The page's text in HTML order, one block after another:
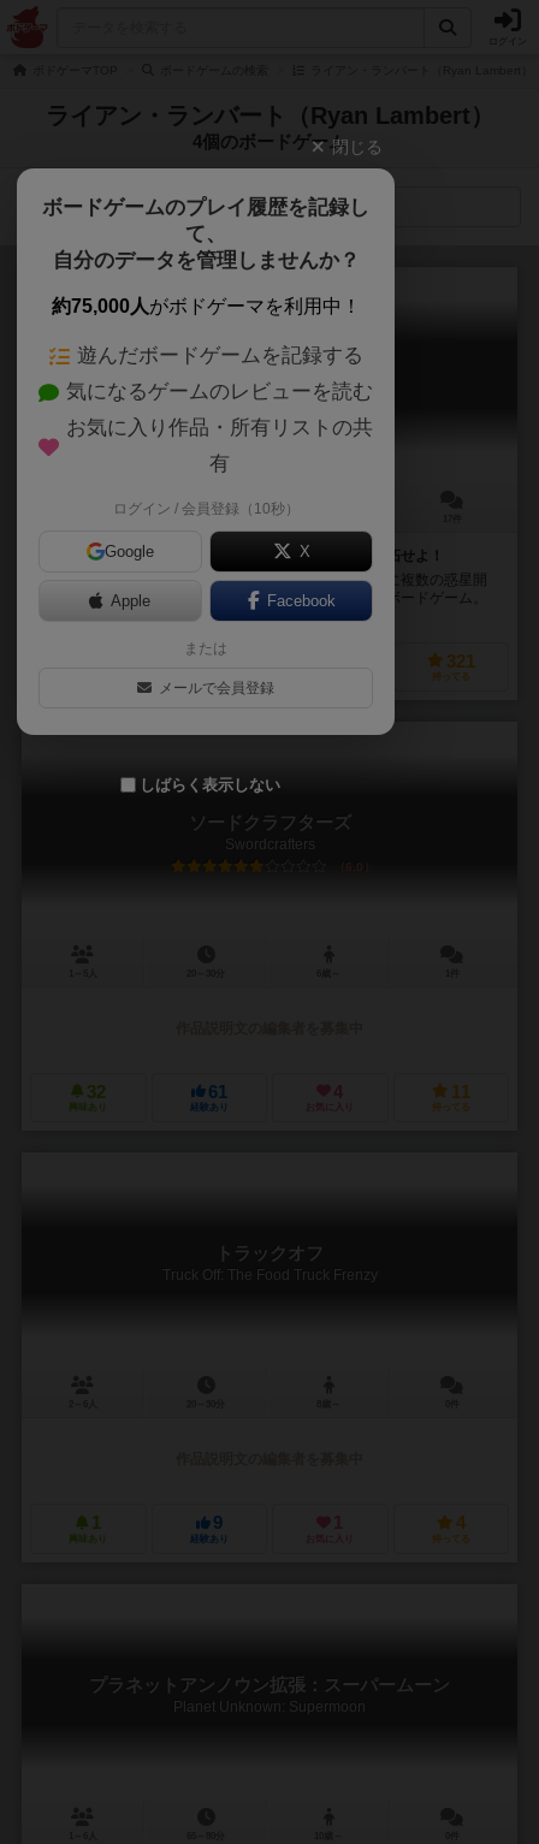
ライアン・ランバート（Ryan Lambert）
4個のボードゲーム
検索メニュー
プラネットアンノウン
Planet Unknown
60～80分
タイル配置＋トラック進行のシナジーで、新惑星を開拓せよ！
資源を使い果たした地球から人類の未来を守るために複数の惑星開
発企業が選ばれ未知の惑星を開発するというテーマのボードゲーム。
地球の資源が尽きた未来。人類の存亡は、この未...
548 321
持ってる
ソードクラフターズ
Swordcrafters
6.0
32
興味あり
61
経験あり
4
お気に入り
11
持ってる
トラックオフ
Truck Off: The Food Truck Frenzy
1
興味あり
9
経験あり
1
お気に入り
4
持ってる
プラネットアンノウン拡張：スーパームーン
Planet Unknown: Supermoon
閉じる
ボードゲームのプレイ履歴を記録し
て、
自分のデータを管理しませんか？
約75,000人がボドゲーマを利用中！
遊んだボードゲームを記録する
気になるゲームのレビューを読む
お気に入り作品・所有リストの共
有
ログイン / 会員登録（10秒）
Google X
Apple Facebook
または
メールで会員登録
しばらく表示しない